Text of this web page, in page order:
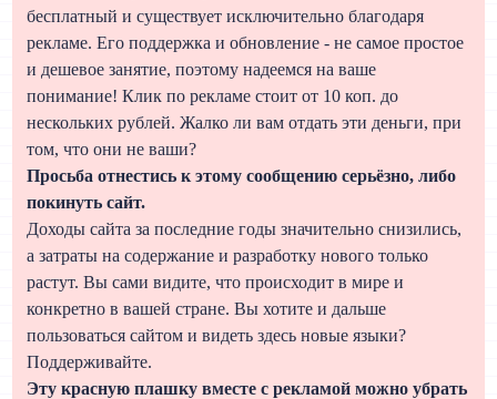
бесплатный и существует исключительно благодаря
рекламе. Его поддержка и обновление - не самое простое
и дешевое занятие, поэтому надеемся на ваше
понимание! Клик по рекламе стоит от 10 коп. до
нескольких рублей. Жалко ли вам отдать эти деньги, при
том, что они не ваши?
Просьба отнестись к этому сообщению серьёзно, либо
покинуть сайт.
Доходы сайта за последние годы значительно снизились,
а затраты на содержание и разработку нового только
растут. Вы сами видите, что происходит в мире и
конкретно в вашей стране. Вы хотите и дальше
пользоваться сайтом и видеть здесь новые языки?
Поддерживайте.
Эту красную плашку вместе с рекламой можно убрать